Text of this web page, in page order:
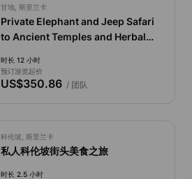
甘地, 斯里兰卡
Private Elephant and Jeep Safari
to Ancient Temples and Herbal
时长 12 小时
预订游览起价
US$350.86/ 团队
科伦坡, 斯里兰卡
私人科伦坡街头美食之旅
时长 2.5 小时